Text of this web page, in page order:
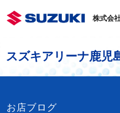
株式会
スズキアリーナ鹿児
お店ブログ